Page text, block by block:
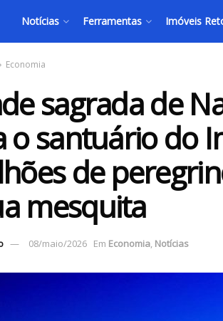
Notícias Ferramentas Imóveis
Economia
sagrada de
o santuário do
de
mesquita
08/maio/2026 Em Economia, Notícias